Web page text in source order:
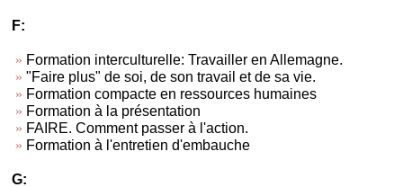
F:
Formation interculturelle: Travailler en Allemagne.
"Faire plus" de soi, de son travail et de sa vie.
Formation compacte en ressources humaines
Formation à la présentation
FAIRE. Comment passer à l'action.
Formation à l'entretien d'embauche
G: